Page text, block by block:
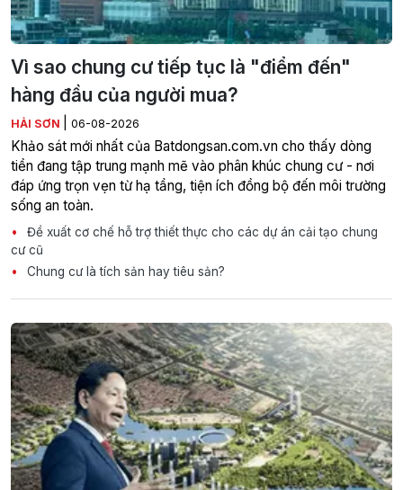
Vì sao chung cư tiếp tục là "điểm đến"
hàng đầu của người mua?
HẢI SƠN 06-08-2026
Khảo sát mới nhất của Batdongsan.com.vn cho thấy dòng
tiền đang tập trung mạnh mẽ vào phân khúc chung cư - nơi
đáp ứng trọn vẹn từ hạ tầng, tiện ích đồng bộ đến môi trường
sống an toàn.
Đề xuất cơ chế hỗ trợ thiết thực cho các dự án cải tạo chung
cư cũ
Chung cư là tích sản hay tiêu sản?